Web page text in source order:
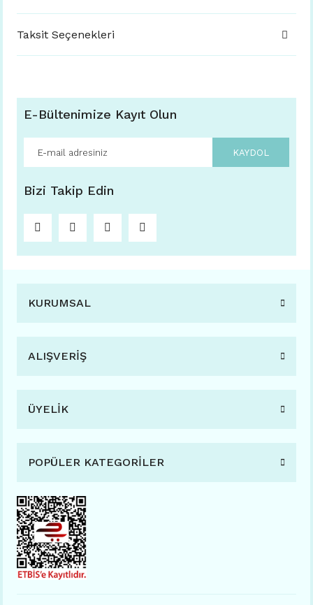
Taksit Seçenekleri
E-Bültenimize Kayıt Olun
KAYDOL
Bizi Takip Edin
KURUMSAL
ALIŞVERİŞ
ÜYELİK
POPÜLER KATEGORİLER